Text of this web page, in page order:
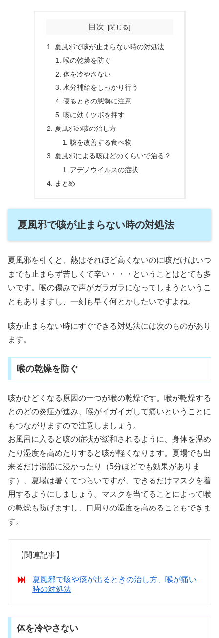
目次
夏風邪で咳が止まらない時の対処法
喉の乾燥を防ぐ
体を冷やさない
水分補給をしっかり行う
寝るときの態勢に注意
咳に効くツボを押す
夏風邪の咳の治し方
咳を改善する食べ物
夏風邪による咳はどのくらいで治る？
アデノウイルスの症状
まとめ
夏風邪で咳が止まらない時の対処法
夏風邪を引くと、熱はそれほど高くないのに咳だけはいつ
までも止まらず苦しくて辛い・・・ということはとても多
いです。喉の傷みで声がガラガラになってしまうというこ
ともありますし、一刻も早く何とかしたいですよね。
咳が止まらない時にすぐできる対処法には次のものがあり
ます。
喉の乾燥を防ぐ
咳がひどくなる原因の一つが喉の乾燥です。喉が乾燥する
とのどの炎症が進み、喉がイガイガして痛いということに
もつながりますので注意しましょう。
お風呂に入ると咳の症状が緩和されるように、身体を温め
たり湿度を高めたりすると咳が軽くなります。夏場でも出
来るだけ湯船に浸かったり（5分ほどでも効果がありま
す）、夏場は暑くてつらいですが、できるだけマスクを着
用するようにしましょう。マスクを当てることによって喉
の乾燥も防げますし、口周りの湿度を高めることもできま
す。
【関連記事】
夏風邪で咳や痰が出るときの治し方、喉が痛い
時の対処法
体を冷やさない